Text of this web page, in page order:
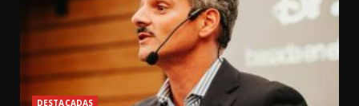
DESTACADAS